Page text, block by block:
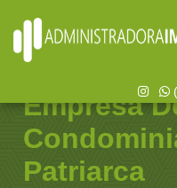
Empresa
Patriarca